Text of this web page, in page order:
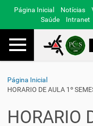
Página Inicial Notícias
Saúde
Intranet
Toggle navigation
Página Inicial
HORARIO DE AULA 1º
HORARIO